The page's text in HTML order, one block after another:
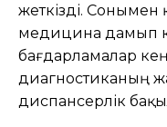
жеткізді.
медицина дамып
бағдарламалар
диагностиканың
диспансерлік